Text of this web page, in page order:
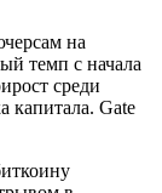
на
темп с начала
среди
капитала. Gate